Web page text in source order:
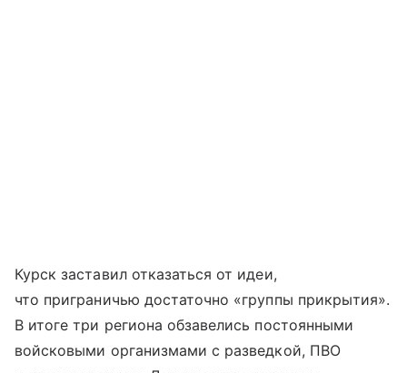
Курск заставил отказаться от идеи,
что приграничью достаточно «группы прикрытия».
В итоге три региона обзавелись постоянными
войсковыми организмами с разведкой, ПВО